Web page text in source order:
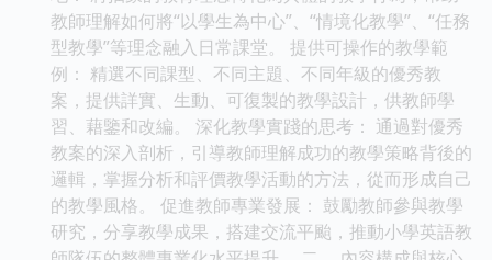
教師理解如何將“以學生為中心”、“情境化教學”、“任務
型教學”等理念融入日常課堂。 提供可操作的教學範
例： 精選不同課型、不同主題、不同年級的優秀教
案，提供詳實、生動、可復製的教學設計，供教師學
習、藉鑒和改編。 深化教學實踐的思考： 通過對優秀
教案的深入剖析，引導教師理解成功的教學策略背後的
邏輯，掌握分析和評價教學活動的方法，從而形成自己
的教學風格。 促進教師專業發展： 鼓勵教師參與教學
研究，分享教學成果，搭建交流平颱，推動小學英語教